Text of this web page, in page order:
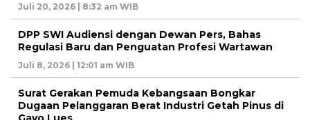
Juli 20, 2026 | 8:32 am WIB
DPP SWI Audiensi dengan Dewan Pers, Bahas
Regulasi Baru dan Penguatan Profesi Wartawan
Juli 8, 2026 | 12:01 am WIB
Surat Gerakan Pemuda Kebangsaan Bongkar
Dugaan Pelanggaran Berat Industri Getah Pinus di